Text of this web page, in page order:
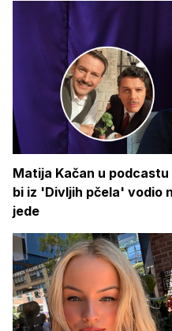
Matija Kačan u
bi iz 'Divljih pčela' vodio
jede